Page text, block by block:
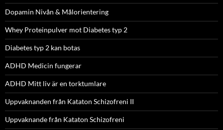
Dopamin Nivån & Målorientering
Whey Proteinpulver mot Diabetes typ 2
Diabetes typ 2 kan botas
ADHD Medicin fungerar
ADHD Mitt liv är en torktumlare
Uppvaknanden från Kataton Schizofreni II
Uppvaknande från Kataton Schizofreni